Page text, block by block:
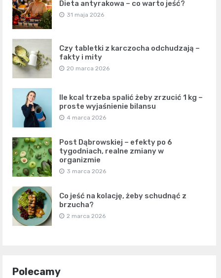
Dieta antyrakowa – co warto jeść?
31 maja 2026
Czy tabletki z karczocha odchudzają –
fakty i mity
20 marca 2026
Ile kcal trzeba spalić żeby zrzucić 1 kg –
proste wyjaśnienie bilansu
4 marca 2026
Post Dąbrowskiej – efekty po 6
tygodniach, realne zmiany w
organizmie
3 marca 2026
Co jeść na kolację, żeby schudnąć z
brzucha?
2 marca 2026
Polecamy